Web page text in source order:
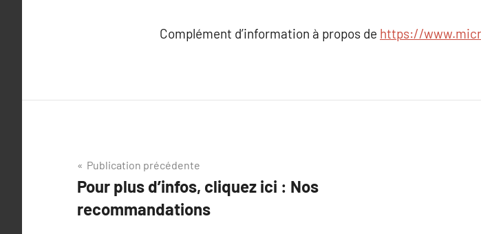
Complément d’information à propos de https://
Navigation
de
l’article
Publication précédente
Pour plus d’infos, cliquez ici : Nos
recommandations